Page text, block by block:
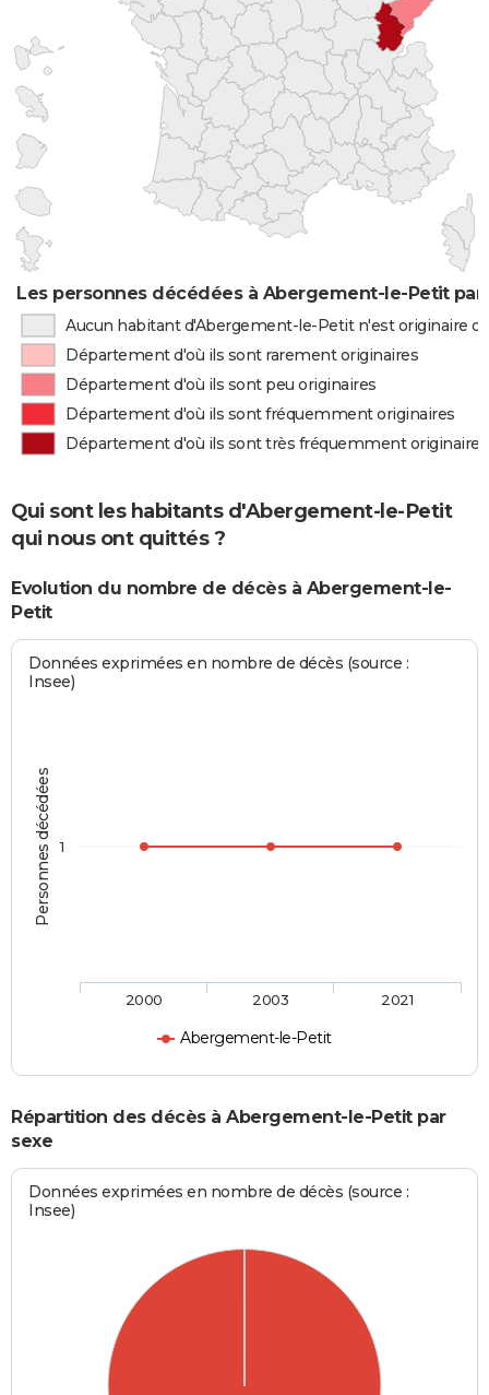
Les personnes décédées à Abergement-le-Petit par
Aucun habitant d'Abergement-le-Petit n'est originaire
Département d'où ils sont rarement originaires
Département d'où ils sont peu originaires
Département d'où ils sont fréquemment originaires
Département d'où ils sont très fréquemment originaires
Qui sont les habitants d'Abergement-le-Petit
qui nous ont quittés ?
Evolution du nombre de décès à Abergement-le-
Petit
Personnes décédées
Données exprimées en nombre de décès (source :
Insee)
Abergement-le-Petit
2000 2003 2021
1
Répartition des décès à Abergement-le-Petit par
sexe
Données exprimées en nombre de décès (source :
Insee)